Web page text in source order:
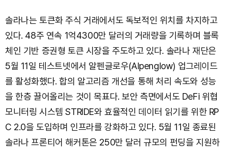
솔라나는 토큰화 주식 거래에서도 독보적인 위치를 차지하고
있다. 48주 연속 1억4300만 달러의 거래량을 기록하며 블록
체인 기반 증권형 토큰 시장을 주도하고 있다. 솔라나 재단은
5월 11일 테스트넷에서 알펜글로우(Alpenglow) 업그레이드
를 활성화했다. 합의 알고리즘 개선을 통해 처리 속도와 성능
을 한층 끌어올리는 것이 목표다. 보안 측면에서도 DeFi 위협
모니터링 시스템 STRIDE와 효율적인 데이터 읽기를 위한 RP
C 2.0을 도입하며 인프라를 강화하고 있다. 5월 11일 종료된
솔라나 프론티어 해커톤은 250만 달러 규모의 펀딩을 지원하